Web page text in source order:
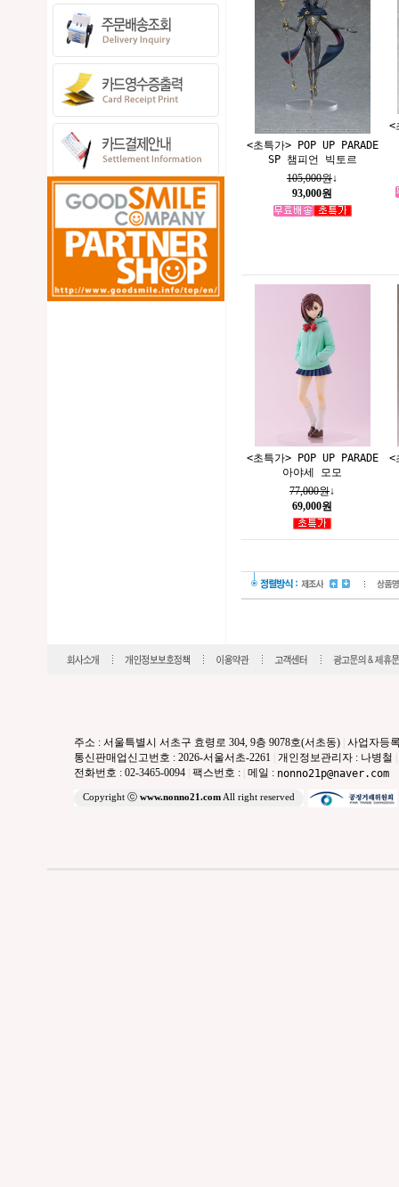
<초특가> POP UP PARADE
SP 챔피언 빅토르
105,000원↓
93,000원
<
<초특가> POP UP PARADE
아야세 모모
77,000원↓
69,000원
<
주소 : 서울특별시 서초구 효령로 304, 9층 9078호(서초동) 사업자등
통신판매업신고번호 : 2026-서울서초-2261 개인정보관리자 : 나병철
전화번호 : 02-3465-0094 팩스번호 : 메일 : nonno21p@naver.com
Copyright ⓒ www.nonno21.comAll right reserved